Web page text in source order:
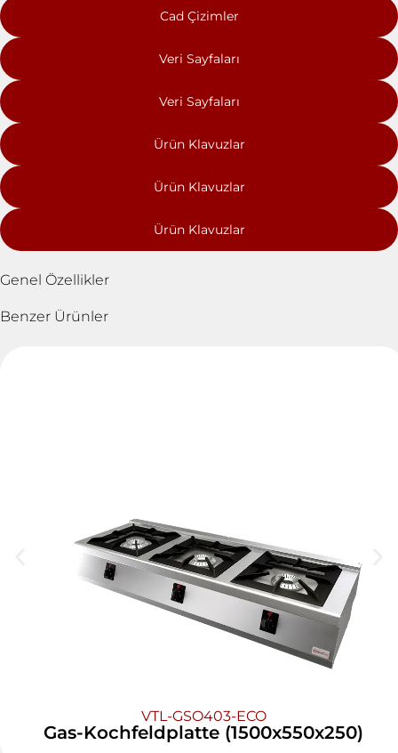
Cad Çizimler
Veri Sayfaları
Veri Sayfaları
Ürün Klavuzlar
Ürün Klavuzlar
Ürün Klavuzlar
Genel Özellikler
Benzer Ürünler
VTL-GSO403-ECO
Gas-Kochfeldplatte (1500x550x250)